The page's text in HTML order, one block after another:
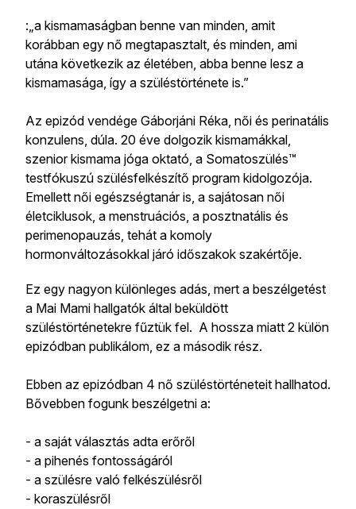
:„a kismamaságban benne van minden, amit
korábban egy nő megtapasztalt, és minden, ami
utána következik az életében, abba benne lesz a
kismamasága, így a szüléstörténete is.”
Az epizód vendége Gáborjáni Réka, női és perinatális
konzulens, dúla. 20 éve dolgozik kismamákkal,
szenior kismama jóga oktató, a Somatoszülés™
testfókuszú szülésfelkészítő program kidolgozója.
Emellett női egészségtanár is, a sajátosan női
életciklusok, a menstruációs, a posztnatális és
perimenopauzás, tehát a komoly
hormonváltozásokkal járó időszakok szakértője.
Ez egy nagyon különleges adás, mert a beszélgetést
a Mai Mami hallgatók által beküldött
szüléstörténetekre fűztük fel. A hossza miatt 2 külön
epizódban publikálom, ez a második rész.
Ebben az epizódban 4 nő szüléstörténeteit hallhatod.
Bővebben fogunk beszélgetni a:
- a saját választás adta erőről
- a pihenés fontosságáról
- a szülésre való felkészülésről
- koraszülésről